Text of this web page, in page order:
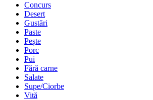
Concurs
Desert
Gustări
Paste
Pește
Porc
Pui
Fără carne
Salate
Supe/Ciorbe
Vită